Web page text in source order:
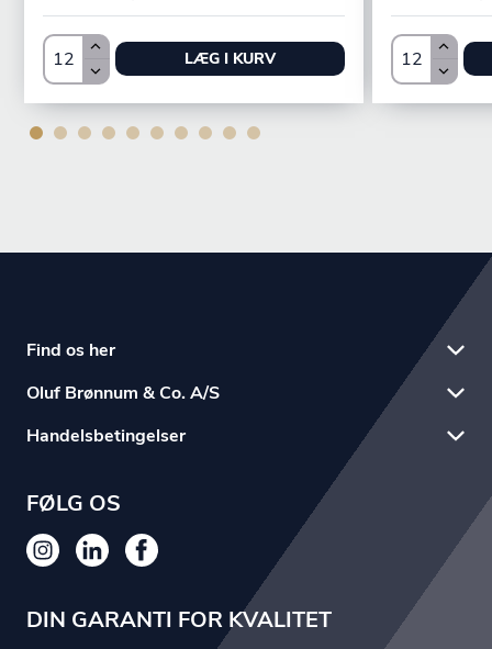
LÆG I KURV
Find os her
Oluf Brønnum & Co. A/S
Handelsbetingelser
FØLG OS
DIN GARANTI FOR KVALITET